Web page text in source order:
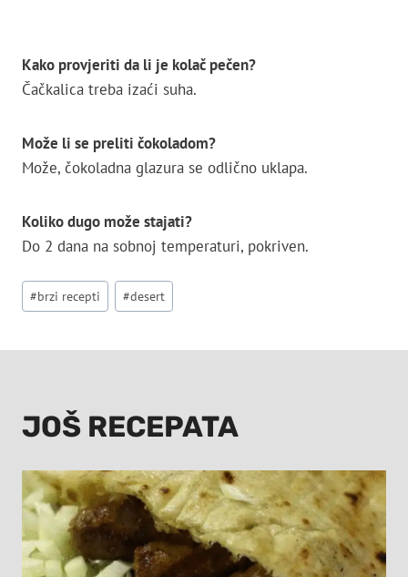
Kako provjeriti da li je kolač pečen?
Čačkalica treba izaći suha.
Može li se preliti čokoladom?
Može, čokoladna glazura se odlično uklapa.
Koliko dugo može stajati?
Do 2 dana na sobnoj temperaturi, pokriven.
Post
Tags:
#brzi recepti #desert
JOŠ RECEPATA